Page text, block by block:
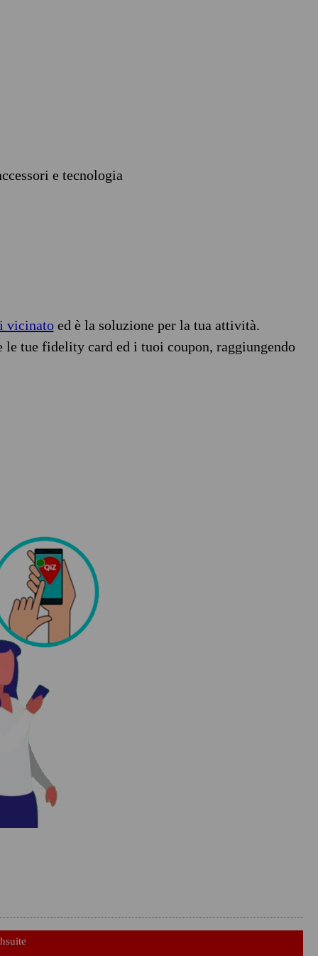
e tecnologia
vicinatoed è la soluzione per la tua attività.
tue fidelity card ed i tuoi coupon, raggiungendo